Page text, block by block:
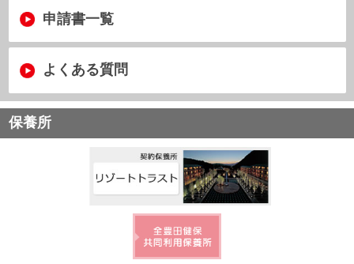
休職
交通事故
医療費が高額に